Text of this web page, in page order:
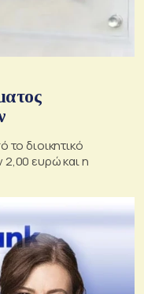
το διοικητικό
ευρώ και η